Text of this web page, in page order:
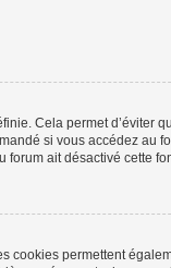
Cela permet d’éviter
si vous accédez au
forum ait désactivé cette
cookies permettent